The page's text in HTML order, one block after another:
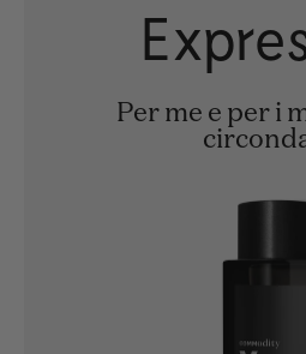
Per me e per i